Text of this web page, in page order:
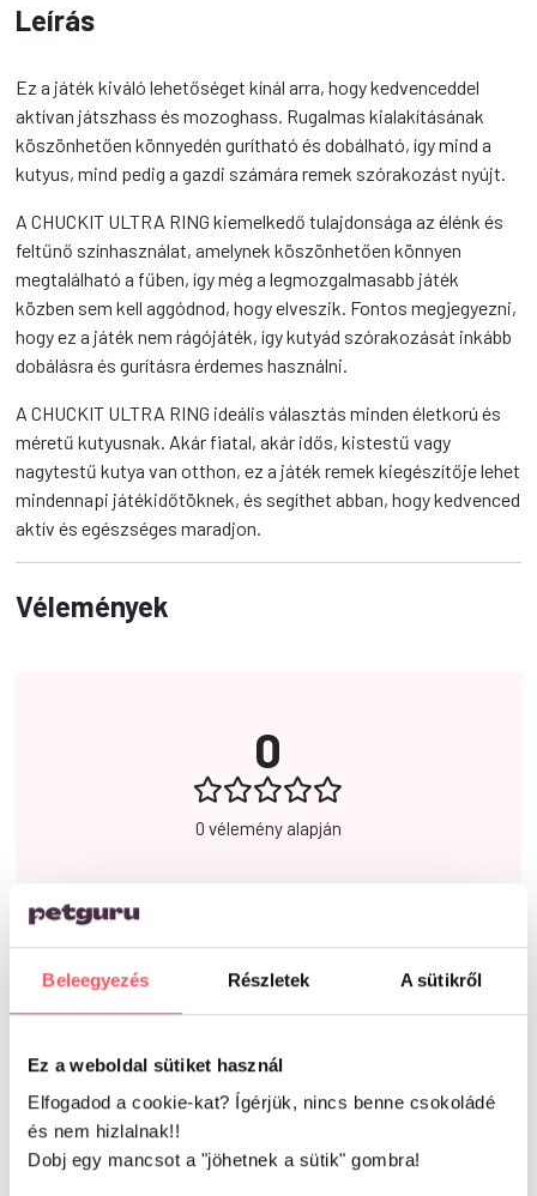
Beleegyezés Részletek A sütikről
Ez a weboldal sütiket használ
Elfogadod a cookie-kat? Ígérjük, nincs benne csokoládé
és nem hizlalnak!!
Dobj egy mancsot a "jöhetnek a sütik" gombra!
Leírás
Ez a játék kiváló lehetőséget kínál arra, hogy kedvenceddel
aktívan játszhass és mozoghass. Rugalmas kialakításának
köszönhetően könnyedén gurítható és dobálható, így mind a
kutyus, mind pedig a gazdi számára remek szórakozást nyújt.
A CHUCKIT ULTRA RING kiemelkedő tulajdonsága az élénk és
feltűnő színhasználat, amelynek köszönhetően könnyen
megtalálható a fűben, így még a legmozgalmasabb játék
közben sem kell aggódnod, hogy elveszik. Fontos megjegyezni,
hogy ez a játék nem rágójáték, így kutyád szórakozását inkább
dobálásra és gurításra érdemes használni.
A CHUCKIT ULTRA RING ideális választás minden életkorú és
méretű kutyusnak. Akár fiatal, akár idős, kistestű vagy
nagytestű kutya van otthon, ez a játék remek kiegészítője lehet
mindennapi játékidőtöknek, és segíthet abban, hogy kedvenced
aktív és egészséges maradjon.
Vélemények
0
0 vélemény alapján
Írd meg a véleményed!
Már kipróbáltad ezt a
terméket?